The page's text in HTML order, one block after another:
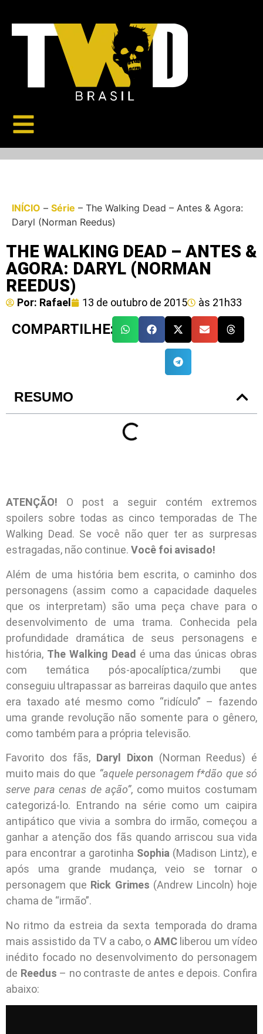
INÍCIO – Série – The Walking Dead – Antes & Agora:
Daryl (Norman Reedus)
THE WALKING DEAD – ANTES &
AGORA: DARYL (NORMAN
REEDUS)
Por: Rafael 13 de outubro de 2015 às 21h33
COMPARTILHE:
RESUMO
ATENÇÃO! O post a seguir contém extremos
spoilers sobre todas as cinco temporadas de The
Walking Dead. Se você não quer ter as surpresas
estragadas, não continue. Você foi avisado!
Além de uma história bem escrita, o caminho dos
personagens (assim como a capacidade daqueles
que os interpretam) são uma peça chave para o
desenvolvimento de uma trama. Conhecida pela
profundidade dramática de seus personagens e
história, The Walking Dead é uma das únicas obras
com temática pós-apocalíptica/zumbi que
conseguiu ultrapassar as barreiras daquilo que antes
era taxado até mesmo como “ridículo” – fazendo
uma grande revolução não somente para o gênero,
como também para a própria televisão.
Favorito dos fãs, Daryl Dixon (Norman Reedus) é
muito mais do que “aquele personagem f*dão que só
serve para cenas de ação”, como muitos costumam
categorizá-lo. Entrando na série como um caipira
antipático que vivia a sombra do irmão, começou a
ganhar a atenção dos fãs quando arriscou sua vida
para encontrar a garotinha Sophia (Madison Lintz), e
após uma grande mudança, veio se tornar o
personagem que Rick Grimes (Andrew Lincoln) hoje
chama de “irmão”.
No ritmo da estreia da sexta temporada do drama
mais assistido da TV a cabo, o AMCliberou um vídeo
inédito focado no desenvolvimento do personagem
de Reedus – no contraste de antes e depois. Confira
abaixo: